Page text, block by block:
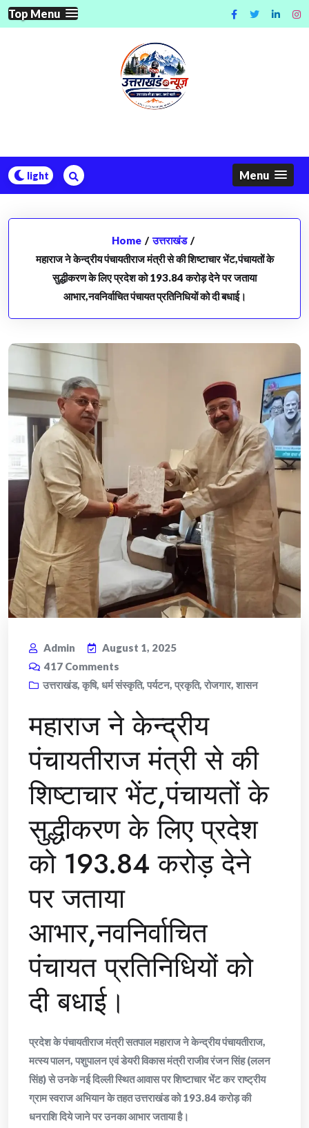
Skip
to
Top Menu
Menu
Home / उत्तराखंड /
महाराज ने केन्द्रीय पंचायतीराज मंत्री से की शिष्टाचार भेंट,पंचायतों के
सुद्धीकरण के लिए प्रदेश को 193.84 करोड़ देने पर जताया
आभार,नवनिर्वाचित पंचायत प्रतिनिधियों को दी बधाई।
Admin
August 1, 2025
417 Comments
उत्तराखंड, कृषि, धर्म संस्कृति, पर्यटन, प्रकृति, रोजगार, शासन
महाराज ने केन्द्रीय
पंचायतीराज मंत्री से की
शिष्टाचार भेंट,पंचायतों के
सुद्धीकरण के लिए प्रदेश
को 193.84 करोड़ देने
पर जताया
आभार,नवनिर्वाचित
पंचायत प्रतिनिधियों को
दी बधाई।
प्रदेश के पंचायतीराज मंत्री सतपाल महाराज ने केन्द्रीय पंचायतीराज,
मत्स्य पालन, पशुपालन एवं डेयरी विकास मंत्री राजीव रंजन सिंह (ललन
सिंह) से उनके नई दिल्ली स्थित आवास पर शिष्टाचार भेंट कर राष्ट्रीय
ग्राम स्वराज अभियान के तहत उत्तराखंड को 193.84 करोड़ की
धनराशि दिये जाने पर उनका आभार जताया है।